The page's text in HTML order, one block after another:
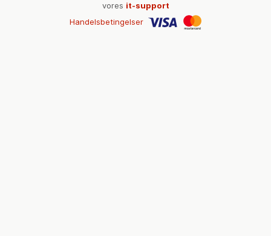
vores it-support
Handelsbetingelser